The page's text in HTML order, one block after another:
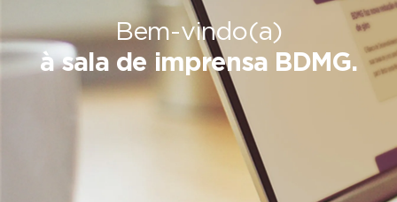
Bem-vindo(a)
à sala de imprensa BDMG.